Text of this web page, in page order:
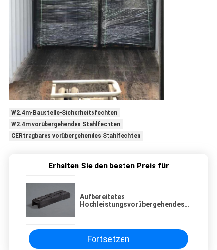
W2.4m-Baustelle-Sicherheitsfechten
W2.4m vorübergehendes Stahlfechten
CERtragbares vorübergehendes Stahlfechten
Erhalten Sie den besten Preis für
Aufbereitetes
Hochleistungsvorübergehendes
Fortsetzen